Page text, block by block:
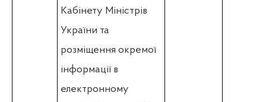
Кабінету Міністрів
України та
розміщення окремої
інформації в
електронному